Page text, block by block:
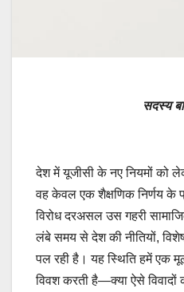
सदस्य
देश में यूजीसी के नए नियमों को
वह केवल एक शैक्षणिक निर्णय के
विरोध दरअसल उस गहरी
लंबे समय से देश की नीतियों,
पल रही है। यह स्थिति हमें एक
विवश करती है—क्या ऐसे